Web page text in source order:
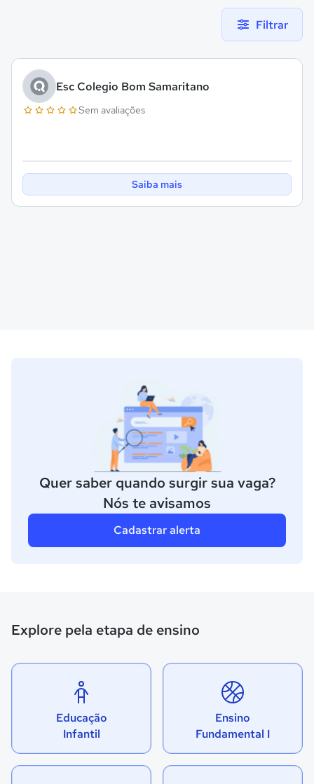
Filtrar
Esc Colegio Bom Samaritano
Sem avaliações
Saiba mais
Quer saber quando surgir sua vaga?
Nós te avisamos
Cadastrar alerta
Explore pela etapa de ensino
Educação
Infantil
Ensino
Fundamental I